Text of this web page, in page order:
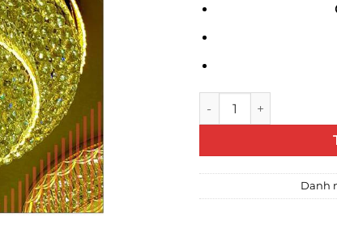
Đèn mâm Led pha lê
Danh